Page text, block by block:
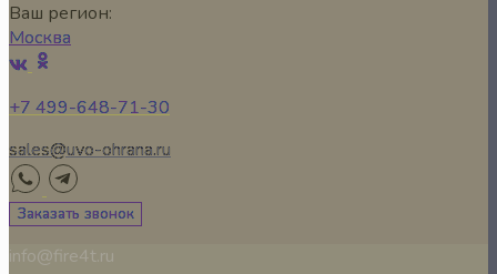
Ваш регион:
Москва
+7 499-648-71-30
sales@uvo-ohrana.ru
Заказать звонок
info@fire4t.ru